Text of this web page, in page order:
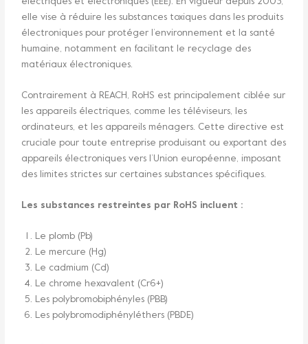
électriques et électroniques (EEE). En vigueur depuis 2003,
elle vise à réduire les substances toxiques dans les produits
électroniques pour protéger l’environnement et la santé
humaine, notamment en facilitant le recyclage des
matériaux électroniques.
Contrairement à REACH, RoHS est principalement ciblée sur
les appareils électriques, comme les téléviseurs, les
ordinateurs, et les appareils ménagers. Cette directive est
cruciale pour toute entreprise produisant ou exportant des
appareils électroniques vers l’Union européenne, imposant
des limites strictes sur certaines substances spécifiques.
Les substances restreintes par RoHS incluent :
Le plomb (Pb)
Le mercure (Hg)
Le cadmium (Cd)
Le chrome hexavalent (Cr6+)
Les polybromobiphényles (PBB)
Les polybromodiphényléthers (PBDE)